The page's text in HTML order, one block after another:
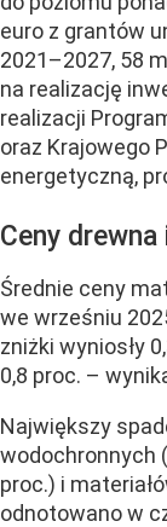
euro z grantów
2021–2027, 58
na realizację
realizacji
oraz Krajowego
energetyczną,
Ceny
Średnie ceny
we wrześniu
zniżki wyniosły
0,8 proc. –
Największy
wodochronnych
proc.) i
odnotowano w